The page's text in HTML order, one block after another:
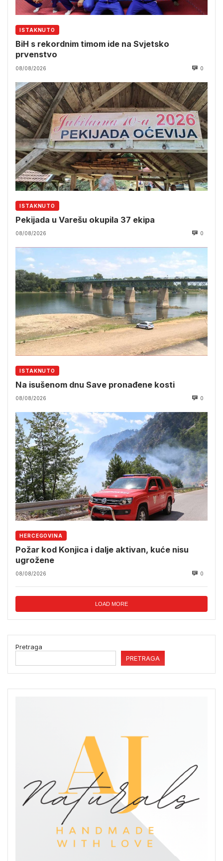
ISTAKNUTO
BiH s rekordnim timom ide na Svjetsko
prvenstvo
08/08/2026 0
ISTAKNUTO
Pekijada u Varešu okupila 37 ekipa
08/08/2026 0
ISTAKNUTO
Na isušenom dnu Save pronađene kosti
08/08/2026 0
HERCEGOVINA
Požar kod Konjica i dalje aktivan, kuće nisu
ugrožene
08/08/2026 0
LOAD MORE
Pretraga
PRETRAGA